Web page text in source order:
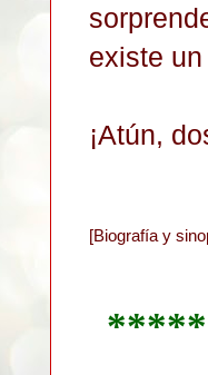
existe
¡Atún,
[Biografía y